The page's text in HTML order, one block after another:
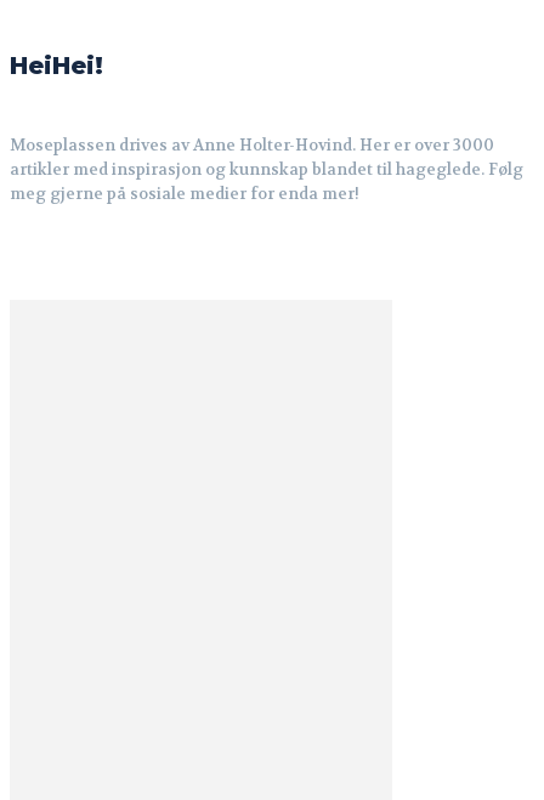
HeiHei!
Moseplassen drives av Anne Holter-Hovind. Her er over 3000
artikler med inspirasjon og kunnskap blandet til hageglede. Følg
meg gjerne på sosiale medier for enda mer!